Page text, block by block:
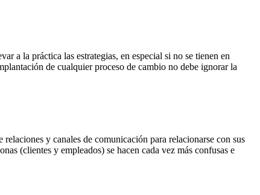
a la práctica las estrategias, en especial si no se tienen en
de cualquier proceso de cambio no debe ignorar la
y canales de comunicación para relacionarse con sus
(clientes y empleados) se hacen cada vez más confusas e